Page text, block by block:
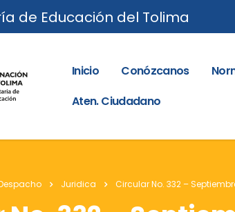
de Educación del Tolima
Inicio Conózcanos
Aten. Ciudadano
Juridica Circular No. 332 –